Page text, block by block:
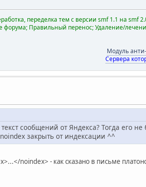
переделка тем с версии smf 1.1 на smf
Правильный перенос; Удаление/
Модуль
Сервера
сообщений от Яндекса? Тогда его не
закрыть от индексации ^^
noindex> - как сказано в письме